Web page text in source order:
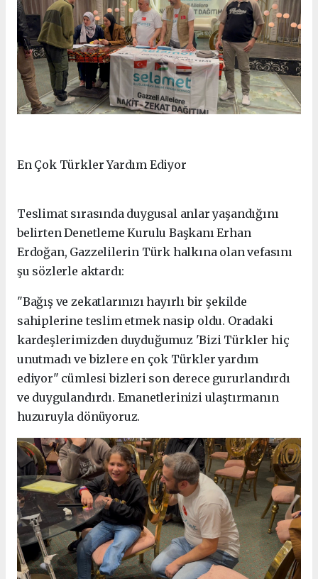
En Çok Türkler Yardım Ediyor
Teslimat sırasında duygusal anlar yaşandığını
belirten Denetleme Kurulu Başkanı Erhan
Erdoğan, Gazzelilerin Türk halkına olan vefasını
şu sözlerle aktardı:
"Bağış ve zekatlarınızı hayırlı bir şekilde
sahiplerine teslim etmek nasip oldu. Oradaki
kardeşlerimizden duyduğumuz 'Bizi Türkler hiç
unutmadı ve bizlere en çok Türkler yardım
ediyor" cümlesi bizleri son derece gururlandırdı
ve duygulandırdı. Emanetlerinizi ulaştırmanın
huzuruyla dönüyoruz.